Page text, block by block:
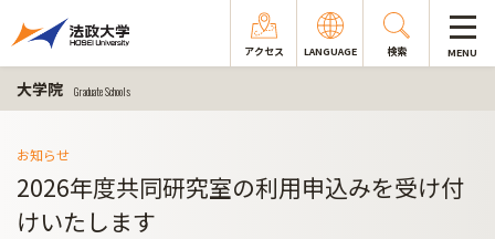
アクセス LANGUAGE 検索 MENU
大学院 Graduate Schools
お知らせ
2026年度共同研究室の利用申込みを受け付
けいたします